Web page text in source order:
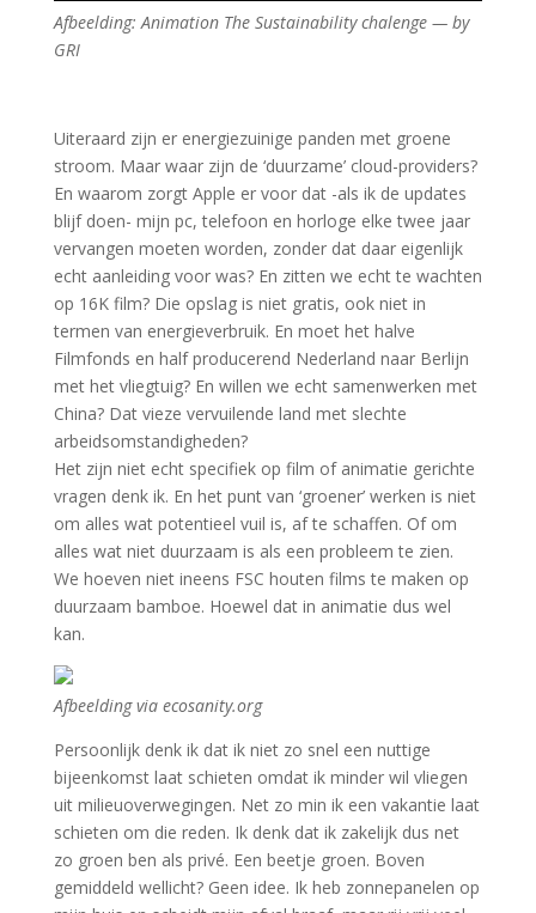
Afbeelding: Animation The Sustainability chalenge — by
GRI
Uiteraard zijn er energiezuinige panden met groene
stroom. Maar waar zijn de ‘duurzame’ cloud-providers?
En waarom zorgt Apple er voor dat -als ik de updates
blijf doen- mijn pc, telefoon en horloge elke twee jaar
vervangen moeten worden, zonder dat daar eigenlijk
echt aanleiding voor was? En zitten we echt te wachten
op 16K film? Die opslag is niet gratis, ook niet in
termen van energieverbruik. En moet het halve
Filmfonds en half producerend Nederland naar Berlijn
met het vliegtuig? En willen we echt samenwerken met
China? Dat vieze vervuilende land met slechte
arbeidsomstandigheden?
Het zijn niet echt specifiek op film of animatie gerichte
vragen denk ik. En het punt van ‘groener’ werken is niet
om alles wat potentieel vuil is, af te schaffen. Of om
alles wat niet duurzaam is als een probleem te zien.
We hoeven niet ineens FSC houten films te maken op
duurzaam bamboe. Hoewel dat in animatie dus wel
kan.
Afbeelding via ecosanity.org
Persoonlijk denk ik dat ik niet zo snel een nuttige
bijeenkomst laat schieten omdat ik minder wil vliegen
uit milieuoverwegingen. Net zo min ik een vakantie laat
schieten om die reden. Ik denk dat ik zakelijk dus net
zo groen ben als privé. Een beetje groen. Boven
gemiddeld wellicht? Geen idee. Ik heb zonnepanelen op